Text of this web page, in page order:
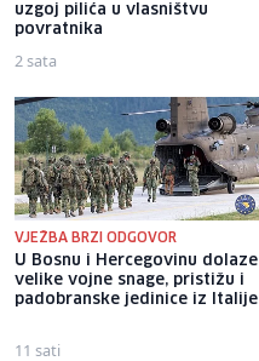
uzgoj pilića u vlasništvu
povratnika
2 sata
VJEŽBA BRZI ODGOVOR
U Bosnu i Hercegovinu dolaze
velike vojne snage, pristižu i
padobranske jedinice iz Italije
11 sati